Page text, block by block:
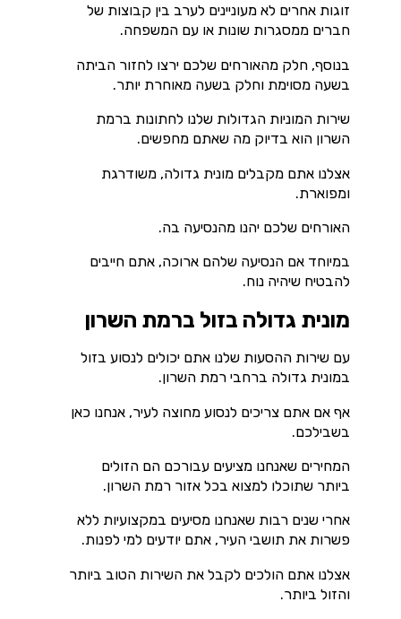
זוגות אחרים לא מעוניינים לערב בין קבוצות של
חברים ממסגרות שונות או עם המשפחה.
בנוסף, חלק מהאורחים שלכם ירצו לחזור הביתה
בשעה מסוימת וחלק בשעה מאוחרת יותר.
שירות המוניות הגדולות שלנו לחתונות ברמת
השרון הוא בדיוק מה שאתם מחפשים.
אצלנו אתם מקבלים מונית גדולה, משודרגת
ומפוארת.
האורחים שלכם יהנו מהנסיעה בה.
במיוחד אם הנסיעה שלהם ארוכה, אתם חייבים
להבטיח שיהיה נוח.
מונית גדולה בזול ברמת השרון
עם שירות ההסעות שלנו אתם יכולים לנסוע בזול
במונית גדולה ברחבי רמת השרון.
אף אם אתם צריכים לנסוע מחוצה לעיר, אנחנו כאן
בשבילכם.
המחירים שאנחנו מציעים עבורכם הם הזולים
ביותר שתוכלו למצוא בכל אזור רמת השרון.
אחרי שנים רבות שאנחנו מסיעים במקצועיות ללא
פשרות את תושבי העיר, אתם יודעים למי לפנות.
אצלנו אתם הולכים לקבל את השירות הטוב ביותר
והזול ביותר.